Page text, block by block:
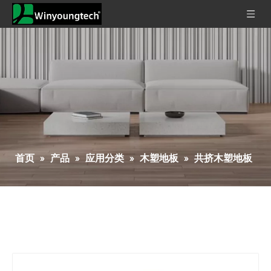
首页 » 产品 » 应用分类 » 木塑地板 » 共挤木塑地板